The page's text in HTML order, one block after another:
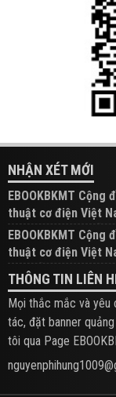
NHẬN XÉT MỚI
EBOOKBKMT Cộng
thuật cơ điện Việt
đăng trên Group hỗ
EBOOKBKMT Cộng
thuật cơ điện Việt
xem hỗ trợ trên Group
THÔNG TIN LIÊN
Mọi thắc mắc và yêu
tác, đặt banner
tôi qua Page